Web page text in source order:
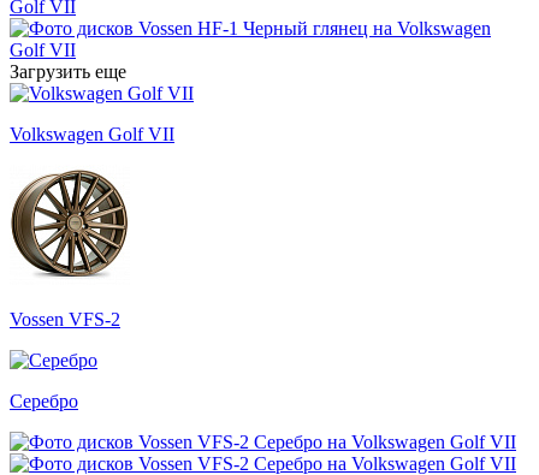
Загрузить еще
Volkswagen Golf VII
Vossen VFS-2
Серебро